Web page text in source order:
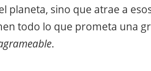
planeta, sino que atrae a
todo lo que prometa una
.